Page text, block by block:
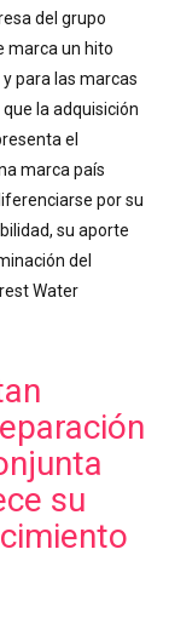
del grupo
marca un hito
para las marcas
la adquisición
el
marca país
por su
su aporte
del
Water
su